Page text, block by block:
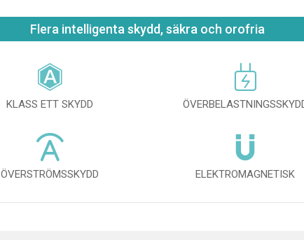
Flera intelligenta skydd, säkra och orofria
KLASS ETT SKYDD
ÖVERSTRÖMSSKYDD ELEKTROMAGNETISK